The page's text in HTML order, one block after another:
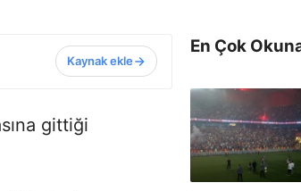
Kaynak ekle
gittiği
En Çok